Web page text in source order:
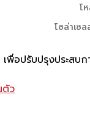
เพื่อปรับปรุงประสบ
ตัว
โ
โซล่าเซ
ท นำแสง จักรกล จำกัด